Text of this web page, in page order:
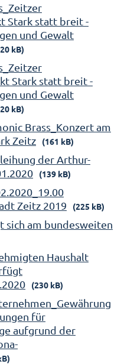
Stark statt breit -
und Gewalt
kB)
Stark statt breit -
und Gewalt
kB)
Brass_Konzert am
Zeitz
(161 kB)
der Arthur-
(139 kB)
Zeitz 2019
(225 kB)
sich am bundesweiten
Haushalt
(230 kB)
für
aufgrund der